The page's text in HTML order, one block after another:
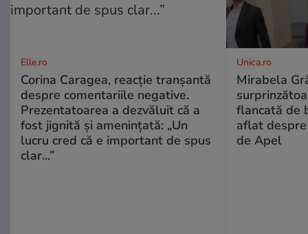
Elle.ro
Corina Caragea, reacție tranșantă
despre comentariile negative.
Prezentatoarea a dezvăluit că a
fost jignită și amenințată: „Un
lucru cred că e important de spus
clar...”
Unica.ro
Mirabela
flancată de
aflat
de Apel